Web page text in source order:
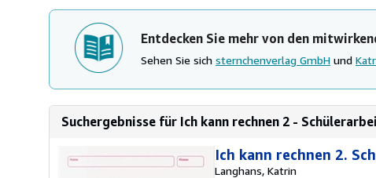
Entdecken Sie mehr von den
Sehen Sie sich sternchenverlag GmbH und
Suchergebnisse für Ich kann rechnen 2 -
Ich kann rechnen 2.
Langhans, Katrin